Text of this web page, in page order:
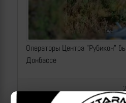
Операторы Центра "Рубикон"
Донбассе